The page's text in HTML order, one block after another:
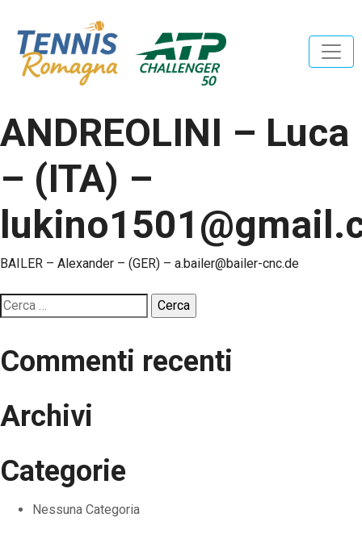
ANDREOLINI – Luca
– (ITA) –
Navigazione
articoli
BAILER – Alexander – (GER) – a.bailer@bailer-cnc.de
Ricerca
per:
Commenti recenti
Archivi
Categorie
Nessuna Categoria